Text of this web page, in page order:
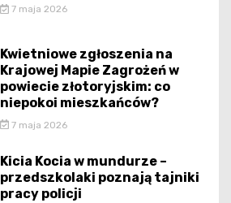
7 maja 2026
Kwietniowe zgłoszenia na
Krajowej Mapie Zagrożeń w
powiecie złotoryjskim: co
niepokoi mieszkańców?
7 maja 2026
Kicia Kocia w mundurze –
przedszkolaki poznają tajniki
pracy policji